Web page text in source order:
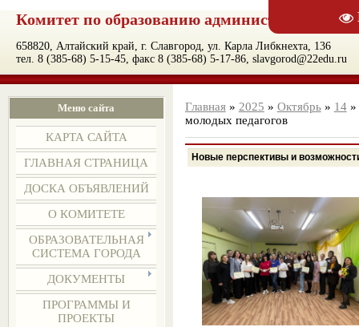
Комитет по образованию администрации
658820, Алтайский край, г. Славгород, ул. Карла Либкнехта, 136
тел. 8 (385-68) 5-15-45, факс 8 (385-68) 5-17-86, slavgorod@22edu.ru
Меню сайта
КАРТА САЙТА
ГЛАВНАЯ СТРАНИЦА
ДОСКА ОБЪЯВЛЕНИЙ
О КОМИТЕТЕ
ОБРАЗОВАТЕЛЬНАЯ
СИСТЕМА ГОРОДА
ДОКУМЕНТЫ
ПРОГРАММЫ И
ПРОЕКТЫ
Главная» 2025 » Октябрь » 14»
молодых педагогов
Новые перспективы и